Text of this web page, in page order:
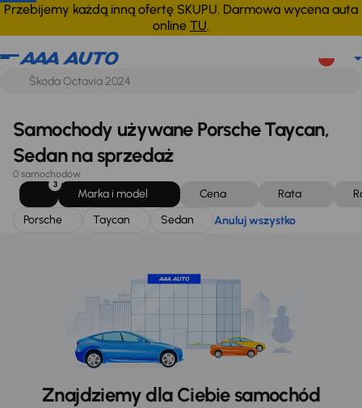
Przebijemy każdą inną ofertę SKUPU. Darmowa wycena auta
online TU.
Porsche Taycan Sedan Anuluj wszystko
Samochody używane Porsche Taycan,
Sedan na sprzedaż
0 samochodów
3
Marka i model Cena Rata
Porsche
Taycan Sedan Anuluj wszystko
Znajdziemy dla Ciebie samochód